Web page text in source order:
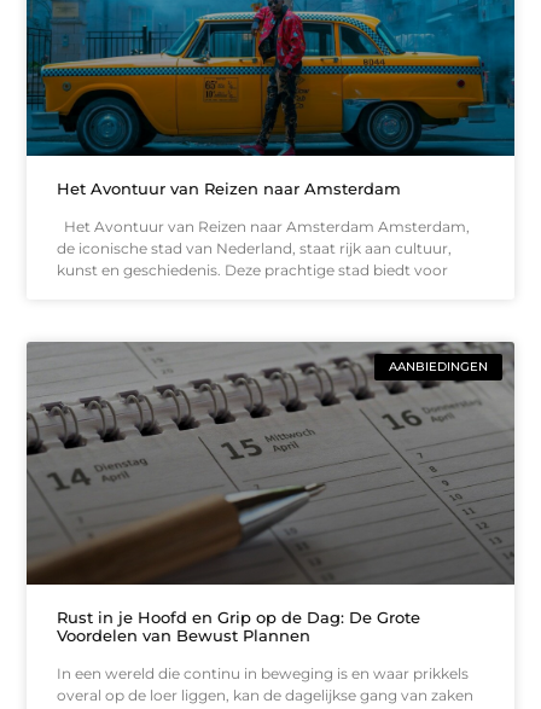
Het Avontuur van Reizen naar Amsterdam
Het Avontuur van Reizen naar Amsterdam Amsterdam,
de iconische stad van Nederland, staat rijk aan cultuur,
kunst en geschiedenis. Deze prachtige stad biedt voor
AANBIEDINGEN
Rust in je Hoofd en Grip op de Dag: De Grote
Voordelen van Bewust Plannen
In een wereld die continu in beweging is en waar prikkels
overal op de loer liggen, kan de dagelijkse gang van zaken